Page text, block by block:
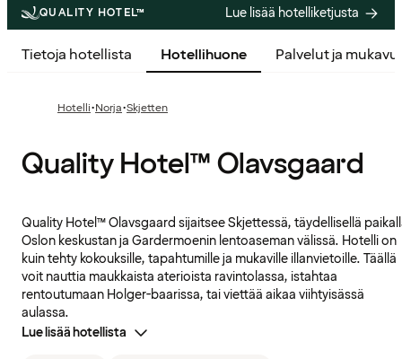
QUALITY HOTEL™ Lue lisää hotelliketjusta
Tietoja hotellista Hotellihuone Palvelut ja
Hotelli·Norja·Skjetten
Quality Hotel™ Olavsgaard
Quality Hotel™ Olavsgaard sijaitsee Skjettessä, täydellisellä
Oslon keskustan ja Gardermoenin lentoaseman välissä. Hotelli on
kuin tehty kokouksille, tapahtumille ja mukaville illanvietoille. Täällä
voit nauttia maukkaista aterioista ravintolassa, istahtaa
rentoutumaan Holger-baarissa, tai viettää aikaa viihtyisässä
aulassa.
Lue lisää hotellista